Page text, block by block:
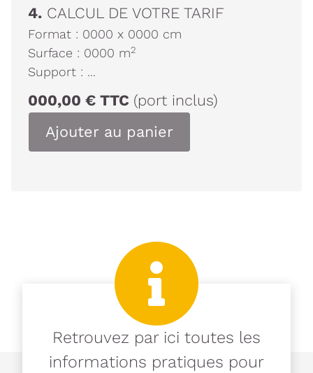
4. CALCUL DE VOTRE TARIF
Format : 0000 x 0000 cm
Surface : 0000 m2
Support : ...
000,00 € TTC (port inclus)
Ajouter au panier
Retrouvez par ici toutes les
informations pratiques pour